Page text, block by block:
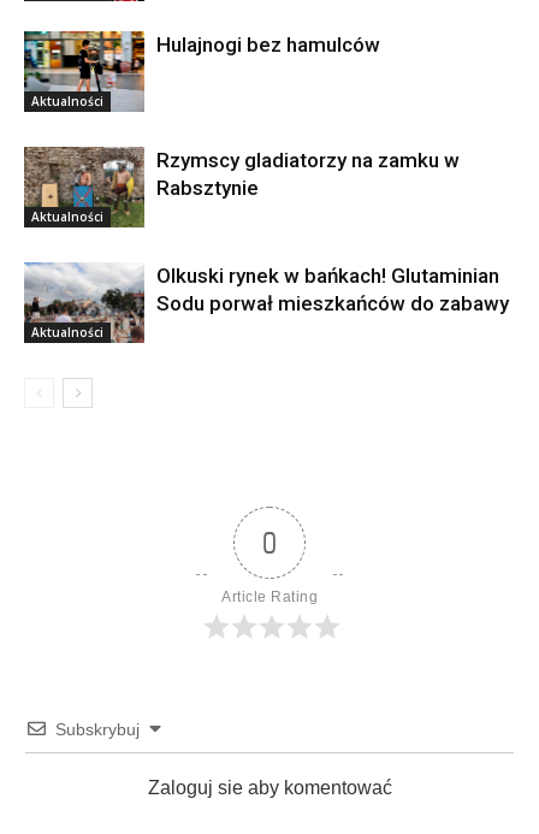
Aktualności
Hulajnogi bez hamulców
Aktualności
Rzymscy gladiatorzy na zamku w
Rabsztynie
Aktualności
Olkuski rynek w bańkach! Glutaminian
Sodu porwał mieszkańców do zabawy
0
Article Rating
Subskrybuj
Zaloguj sie aby komentować